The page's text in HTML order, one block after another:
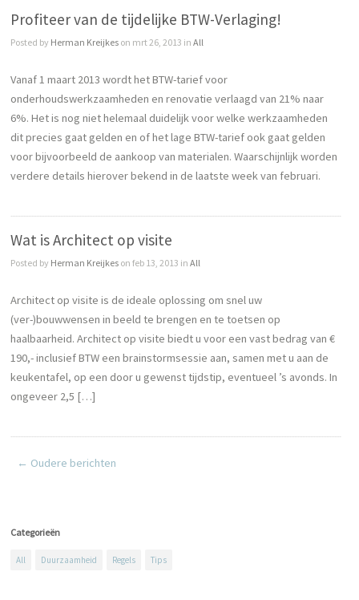
Profiteer van de tijdelijke BTW-Verlaging!
Posted by Herman Kreijkes on mrt 26, 2013 inAll
Vanaf 1 maart 2013 wordt het BTW-tarief voor
onderhoudswerkzaamheden en renovatie verlaagd van 21% naar
6%. Het is nog niet helemaal duidelijk voor welke werkzaamheden
dit precies gaat gelden en of het lage BTW-tarief ook gaat gelden
voor bijvoorbeeld de aankoop van materialen. Waarschijnlijk worden
verdere details hierover bekend in de laatste week van februari.
Wat is Architect op visite
Posted by Herman Kreijkes on feb 13, 2013 inAll
Architect op visite is de ideale oplossing om snel uw
(ver-)bouwwensen in beeld te brengen en te toetsen op
haalbaarheid. Architect op visite biedt u voor een vast bedrag van €
190,- inclusief BTW een brainstormsessie aan, samen met u aan de
keukentafel, op een door u gewenst tijdstip, eventueel ’s avonds. In
ongeveer 2,5 […]
← Oudere berichten
Categorieën
All Duurzaamheid Regels Tips